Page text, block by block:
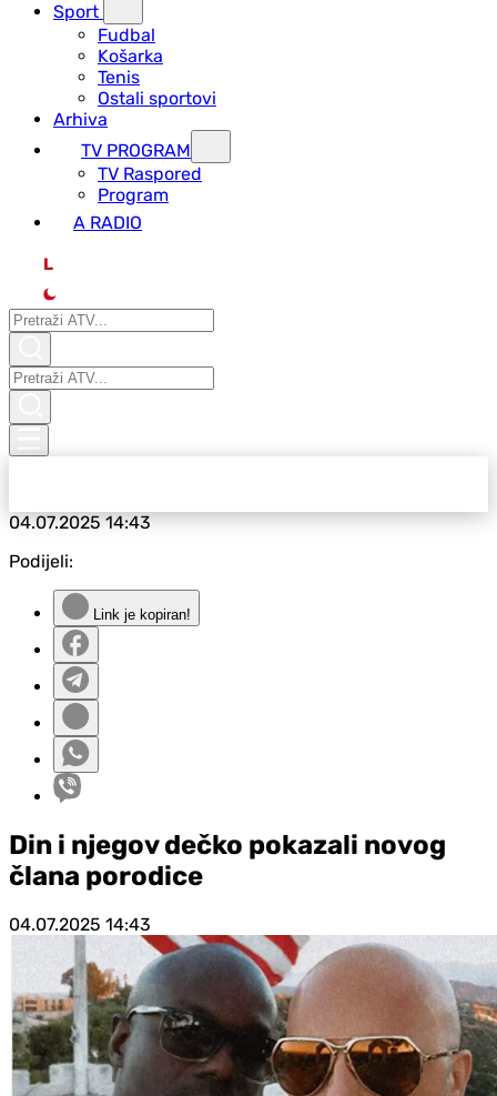
Sport
Fudbal
Košarka
Tenis
Ostali sportovi
Arhiva
TV PROGRAM
ТV Raspored
Program
A RADIO
L
04.07.202514:43
Podijeli:
Link je kopiran!
Din i njegov dečko pokazali novog
člana porodice
04.07.2025 14:43